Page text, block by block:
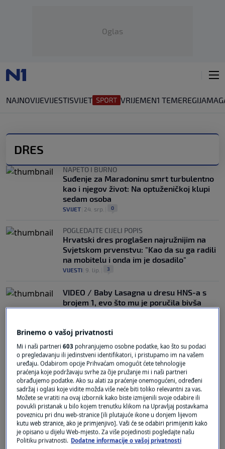
Oglas
NAJNOVIJEVIJESTISVIJET VRIJEMEN1 TEMEREGIJA
DRES
NAPETO I BURNO
Suđenje za Maradoninu smrt turbulentno
kao i njegov život: Na optuženičkoj klupi
sedam osoba
SVIJET 24. srp. 0
POGLEDAJTE CIJELI POPIS
Hrvatski dres proglašen najružnijim na
Svjetskom prvenstvu: "Kao da su ga radili
na mobitelu i onda im je dosadilo"
VIJESTI 9. lip. 3
VIDEO / Baby Lasagna u dresu HNS-a s
brojem 1, evo što mu je poručila bivša
Oglas
Brinemo o vašoj privatnosti
Mi i naši partneri603 pohranjujemo osobne podatke, kao što su podaci
o pregledavanju ili jedinstveni identifikatori, i pristupamo im na vašem
uređaju. Odabirom opcije Prihvaćam omogućit ćete tehnologije
praćenja koje podržavaju svrhe za čije pružanje mi i naši partneri
obrađujemo podatke. Ako su alati za praćenje onemogućeni, određeni
sadržaj i oglasi koje vidite možda više neće biti toliko relevantni za vas.
Možete se vratiti na ovaj izbornik kako biste izmijenili svoje odabire ili
povukli pristanak u bilo kojem trenutku klikom na Upravljaj postavkama
poveznicu pri dnu web-stranice [ili plutajuće ikone u donjem lijevom
kutu web stranice, ako je primjenjivo]. Vaši će se odabiri primijeniti kako
je opisano u dijelu Web-mjesto. Za više pojedinosti pogledajte našu
Politiku privatnosti. Dodatne informacije o vašoj privatnosti